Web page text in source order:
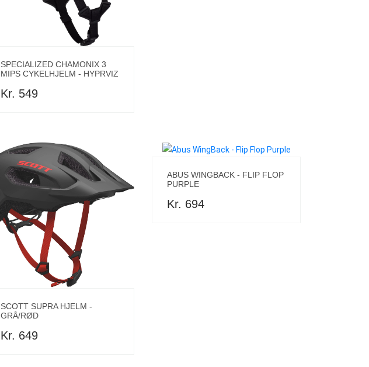
SPECIALIZED CHAMONIX 3
MIPS CYKELHJELM - HYPRVIZ
Kr. 549
SCOTT SUPRA HJELM -
GRÅ/RØD
Kr. 649
ABUS WINGBACK - FLIP FLOP
PURPLE
Kr. 694